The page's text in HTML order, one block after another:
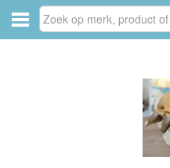
van fossielen en mineralen